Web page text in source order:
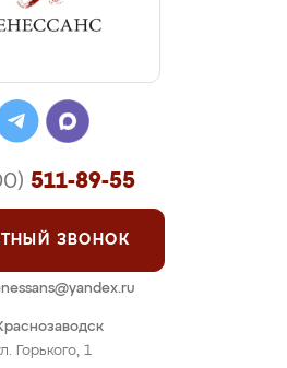
Горького, 1
511-89-55
ЗВОНОК